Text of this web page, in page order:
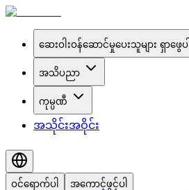
ဆေးဝါးဝန်ဆောင်မှုပေးသူများ ရှာဖွေပါ
အသိပညာ
ကုမ္ပဏီ
အသိုင်းအဝိုင်း
ဝင်ရောက်ပါ အကောင့်ဖွင့်ပါ